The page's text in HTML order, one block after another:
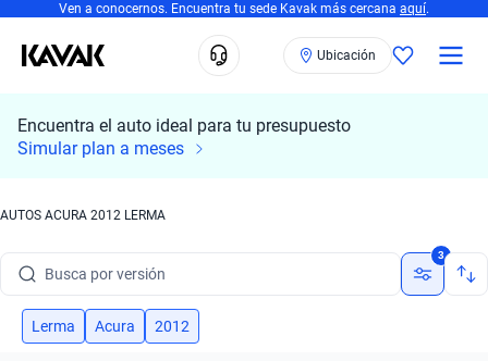
Ven a conocernos. Encuentra tu sede Kavak más cercana aquí.
Ubicación
Encuentra el auto ideal para tu presupuesto
Simular plan a meses
AUTOS ACURA 2012 LERMA
Busca por marca
Busca por año
Busca por marca
3
Lerma Acura 2012